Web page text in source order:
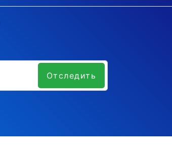
Отследить